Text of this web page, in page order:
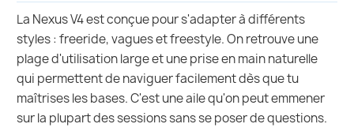
La Nexus V4 est conçue pour s'adapter à différents
styles : freeride, vagues et freestyle. On retrouve une
plage d'utilisation large et une prise en main naturelle
qui permettent de naviguer facilement dès que tu
maîtrises les bases. C'est une aile qu'on peut emmener
sur la plupart des sessions sans se poser de questions.